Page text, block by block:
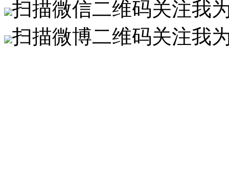
扫描微信二维码关注我
扫描微博二维码关注我